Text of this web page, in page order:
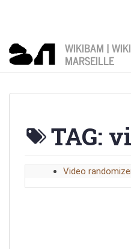
WIKIBAM |
MARSEILLE
Vous êtes ici Home
tag video
TAG:
Video